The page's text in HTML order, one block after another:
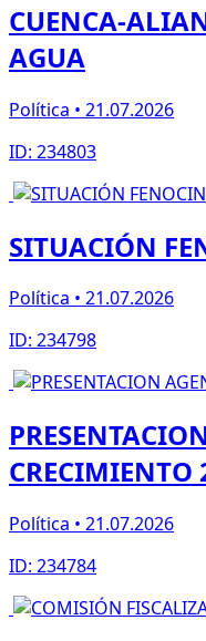
CUENCA-
AGUA
Política • 21.07.2026
ID: 234803
SITUACIÓN
Política • 21.07.2026
ID: 234798
CRECIMIENTO
Política • 21.07.2026
ID: 234784